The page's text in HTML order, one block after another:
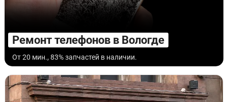
Ремонт телефонов в Вологде
От 20 мин., 83% запчастей в наличии.